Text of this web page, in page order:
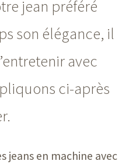
jean préféré
son élégance, il
avec
ci-après
jeans en machine avec